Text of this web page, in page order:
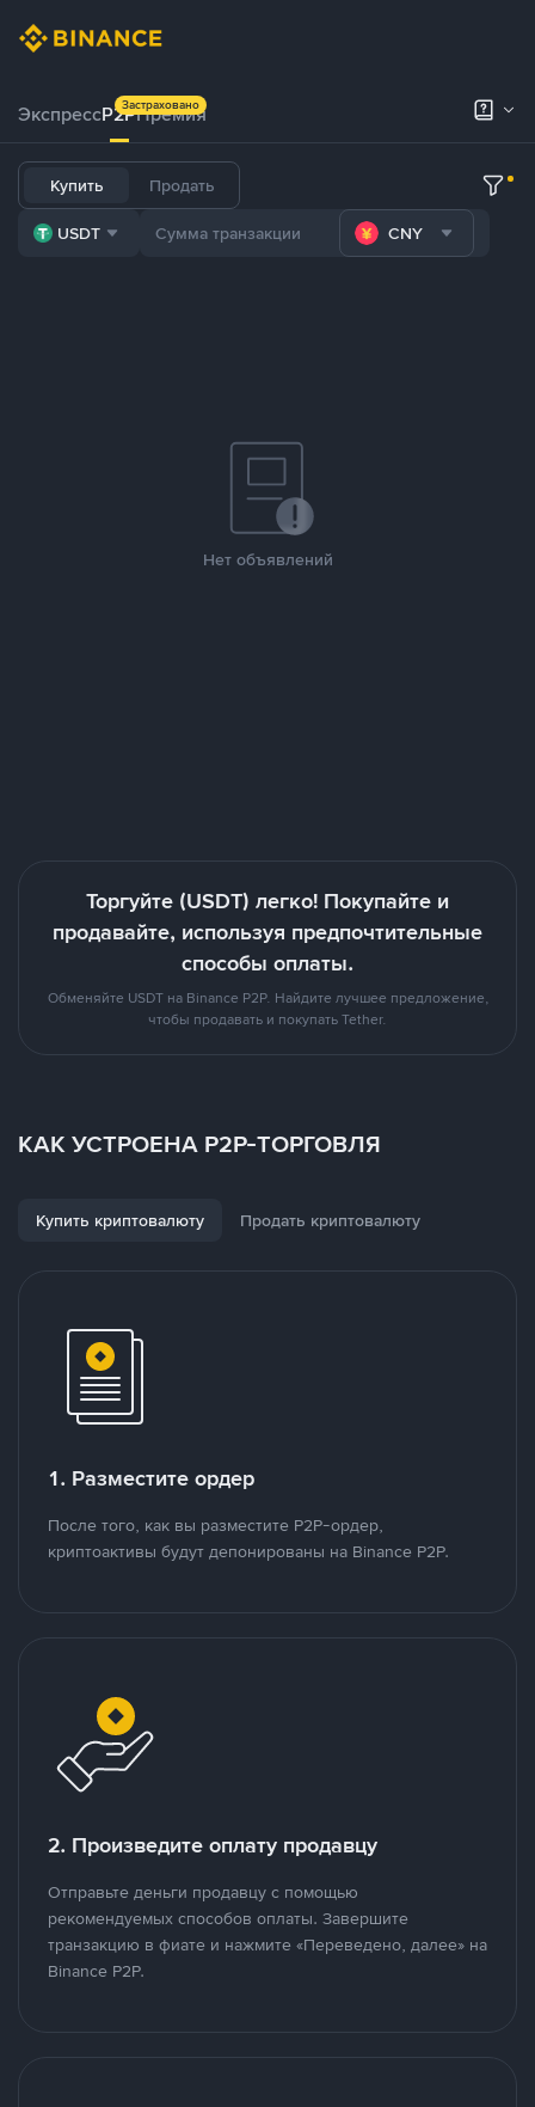
ЭкспрессP2PПремия
Застраховано
Купить Продать
USDT CNY
Нет объявлений
Торгуйте (USDT) легко! Покупайте и
продавайте, используя предпочтительные
способы оплаты.
Обменяйте USDT на Binance P2P. Найдите лучшее предложение,
чтобы продавать и покупать Tether.
КАК УСТРОЕНА P2P-ТОРГОВЛЯ
Купить криптовалюту Продать криптовалюту
1. Разместите ордер
После того, как вы разместите P2P-ордер,
криптоактивы будут депонированы на Binance P2P.
2. Произведите оплату продавцу
Отправьте деньги продавцу с помощью
рекомендуемых способов оплаты. Завершите
транзакцию в фиате и нажмите «Переведено, далее» на
Binance P2P.